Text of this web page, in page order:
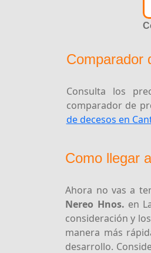
Comparador
Consulta los
comparador de
de decesos en
Como llegar
Ahora no vas a
Nereo Hnos. en
consideración y
manera más
desarrollo.